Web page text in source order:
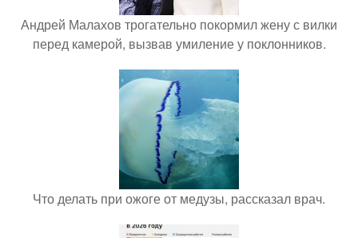
Андрей Малахов трогательно покормил жену с вилки
перед камерой, вызвав умиление у поклонников.
Что делать при ожоге от медузы, рассказал врач.